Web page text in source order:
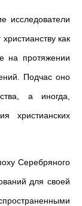
исследователи
как
на протяжении
Подчас оно
а иногда,
христианских
Серебряного
для своей